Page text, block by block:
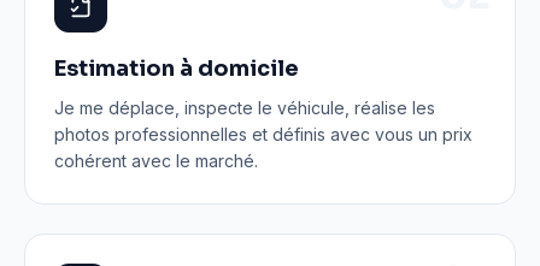
Estimation à domicile
Je me déplace, inspecte le véhicule, réalise les
photos professionnelles et définis avec vous un prix
cohérent avec le marché.